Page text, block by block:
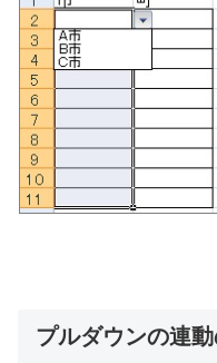
プルダウンの連